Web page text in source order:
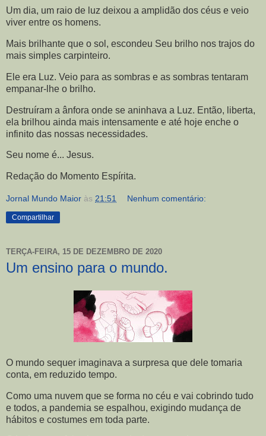
Um dia, um raio de luz deixou a amplidão dos céus e veio
viver entre os homens.
Mais brilhante que o sol, escondeu Seu brilho nos trajos do
mais simples carpinteiro.
Ele era Luz. Veio para as sombras e as sombras tentaram
empanar-lhe o brilho.
Destruíram a ânfora onde se aninhava a Luz. Então, liberta,
ela brilhou ainda mais intensamente e até hoje enche o
infinito das nossas necessidades.
Seu nome é... Jesus.
Redação do Momento Espírita.
Jornal Mundo Maior às 21:51 Nenhum comentário:
Compartilhar
TERÇA-FEIRA, 15 DE DEZEMBRO DE 2020
Um ensino para o mundo.
O mundo sequer imaginava a surpresa que dele tomaria
conta, em reduzido tempo.
Como uma nuvem que se forma no céu e vai cobrindo tudo
e todos, a pandemia se espalhou, exigindo mudança de
hábitos e costumes em toda parte.